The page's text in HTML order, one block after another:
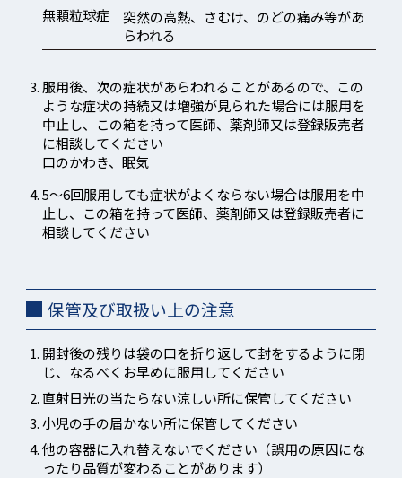
無顆粒球症
突然の高熱、さむけ、のどの痛み等があ
らわれる
服用後、次の症状があらわれることがあるので、この
ような症状の持続又は増強が見られた場合には服用を
中止し、この箱を持って医師、薬剤師又は登録販売者
に相談してください
口のかわき、眠気
5〜6回服用しても症状がよくならない場合は服用を中
止し、この箱を持って医師、薬剤師又は登録販売者に
相談してください
保管及び取扱い上の注意
開封後の残りは袋の口を折り返して封をするように閉
じ、なるべくお早めに服用してください
直射日光の当たらない涼しい所に保管してください
小児の手の届かない所に保管してください
他の容器に入れ替えないでください（誤用の原因にな
ったり品質が変わることがあります）